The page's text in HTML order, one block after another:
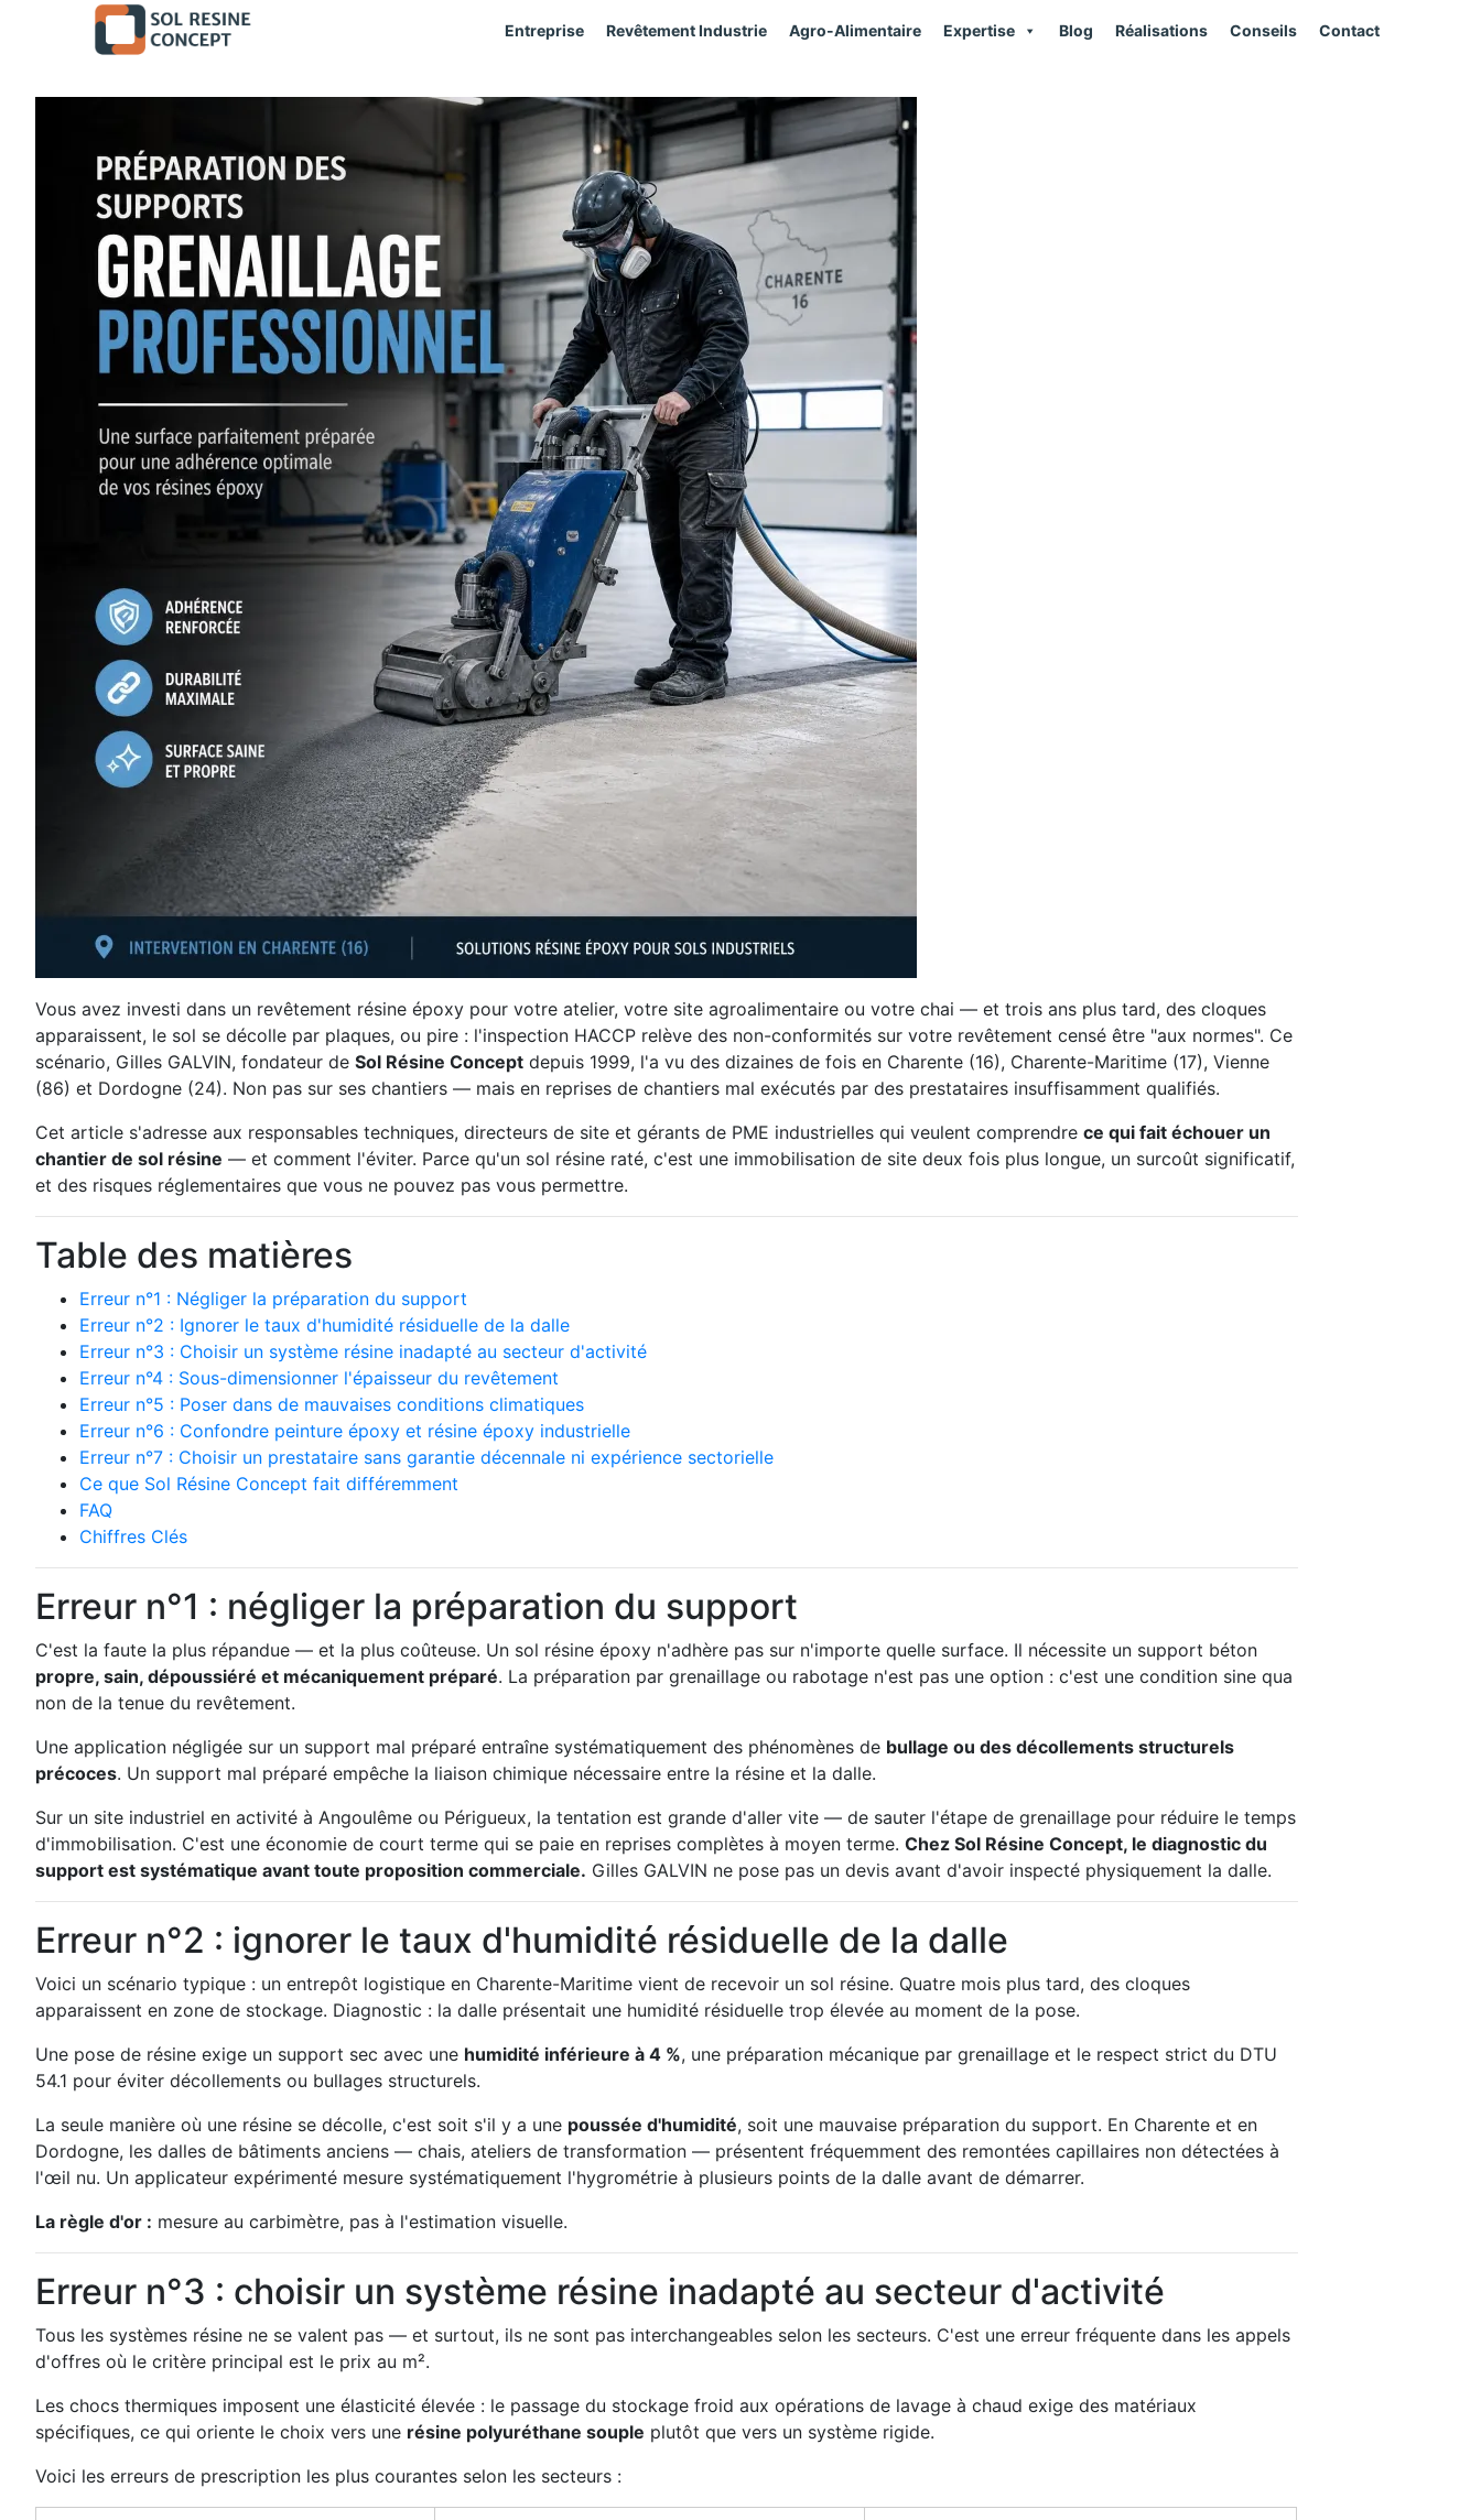
Entreprise Revêtement Industrie Agro-Alimentaire Expertise Blog Réalisations Conseils Contact
Vous avez investi dans un revêtement résine époxy pour votre atelier, votre site agroalimentaire ou votre chai — et trois ans plus tard, des cloques
apparaissent, le sol se décolle par plaques, ou pire : l'inspection HACCP relève des non-conformités sur votre revêtement censé être "aux normes". Ce
scénario, Gilles GALVIN, fondateur de Sol Résine Concept depuis 1999, l'a vu des dizaines de fois en Charente (16), Charente-Maritime (17), Vienne
(86) et Dordogne (24). Non pas sur ses chantiers — mais en reprises de chantiers mal exécutés par des prestataires insuffisamment qualifiés.
Cet article s'adresse aux responsables techniques, directeurs de site et gérants de PME industrielles qui veulent comprendre ce qui fait échouer un
chantier de sol résine — et comment l'éviter. Parce qu'un sol résine raté, c'est une immobilisation de site deux fois plus longue, un surcoût significatif,
et des risques réglementaires que vous ne pouvez pas vous permettre.
Table des matières
Erreur n°1 : Négliger la préparation du support
Erreur n°2 : Ignorer le taux d'humidité résiduelle de la dalle
Erreur n°3 : Choisir un système résine inadapté au secteur d'activité
Erreur n°4 : Sous-dimensionner l'épaisseur du revêtement
Erreur n°5 : Poser dans de mauvaises conditions climatiques
Erreur n°6 : Confondre peinture époxy et résine époxy industrielle
Erreur n°7 : Choisir un prestataire sans garantie décennale ni expérience sectorielle
Ce que Sol Résine Concept fait différemment
FAQ
Chiffres Clés
Erreur n°1 : négliger la préparation du support
C'est la faute la plus répandue — et la plus coûteuse. Un sol résine époxy n'adhère pas sur n'importe quelle surface. Il nécessite un support béton
propre, sain, dépoussiéré et mécaniquement préparé. La préparation par grenaillage ou rabotage n'est pas une option : c'est une condition sine qua
non de la tenue du revêtement.
Une application négligée sur un support mal préparé entraîne systématiquement des phénomènes de bullage ou des décollements structurels
précoces. Un support mal préparé empêche la liaison chimique nécessaire entre la résine et la dalle.
Sur un site industriel en activité à Angoulême ou Périgueux, la tentation est grande d'aller vite — de sauter l'étape de grenaillage pour réduire le temps
d'immobilisation. C'est une économie de court terme qui se paie en reprises complètes à moyen terme. Chez Sol Résine Concept, le diagnostic du
support est systématique avant toute proposition commerciale. Gilles GALVIN ne pose pas un devis avant d'avoir inspecté physiquement la dalle.
Erreur n°2 : ignorer le taux d'humidité résiduelle de la dalle
Voici un scénario typique : un entrepôt logistique en Charente-Maritime vient de recevoir un sol résine. Quatre mois plus tard, des cloques
apparaissent en zone de stockage. Diagnostic : la dalle présentait une humidité résiduelle trop élevée au moment de la pose.
Une pose de résine exige un support sec avec une humidité inférieure à 4 %, une préparation mécanique par grenaillage et le respect strict du DTU
54.1 pour éviter décollements ou bullages structurels.
La seule manière où une résine se décolle, c'est soit s'il y a une poussée d'humidité, soit une mauvaise préparation du support. En Charente et en
Dordogne, les dalles de bâtiments anciens — chais, ateliers de transformation — présentent fréquemment des remontées capillaires non détectées à
l'œil nu. Un applicateur expérimenté mesure systématiquement l'hygrométrie à plusieurs points de la dalle avant de démarrer.
La règle d'or : mesure au carbimètre, pas à l'estimation visuelle.
Erreur n°3 : choisir un système résine inadapté au secteur d'activité
Tous les systèmes résine ne se valent pas — et surtout, ils ne sont pas interchangeables selon les secteurs. C'est une erreur fréquente dans les appels
d'offres où le critère principal est le prix au m².
Les chocs thermiques imposent une élasticité élevée : le passage du stockage froid aux opérations de lavage à chaud exige des matériaux
spécifiques, ce qui oriente le choix vers une résine polyuréthane souple plutôt que vers un système rigide.
Voici les erreurs de prescription les plus courantes selon les secteurs :